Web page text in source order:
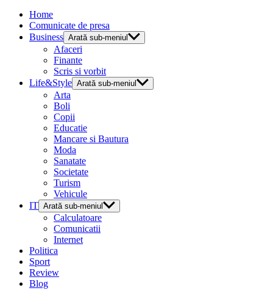
Home
Comunicate de presa
Business Arată sub-meniul
Afaceri
Finante
Scris si vorbit
Life&Style Arată sub-meniul
Arta
Boli
Copii
Educatie
Mancare si Bautura
Moda
Sanatate
Societate
Turism
Vehicule
IT Arată sub-meniul
Calculatoare
Comunicatii
Internet
Politica
Sport
Review
Blog